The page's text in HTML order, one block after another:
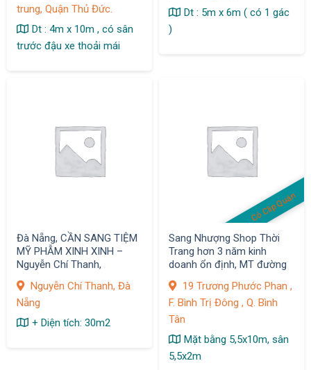
trung, Quận Thủ Đức.
Dt : 4m x 10m , có sân
trước đậu xe thoải mái
Dt : 5m x 6m ( có 1 gác
)
Đà Nẵng, CẦN SANG TIỆM
MỸ PHẪM XINH XINH –
Nguyễn Chí Thanh,
Nguyễn Chí Thanh, Đà
Nẵng
+ Diện tích: 30m2
Có Clip Quán
Sang Nhượng Shop Thời
Trang hơn 3 năm kinh
doanh ổn định, MT đường
19 Trương Phước Phan ,
F. Bình Trị Đông , Q. Bình
Tân
Mặt bằng 5,5x10m, sân
5,5x2m